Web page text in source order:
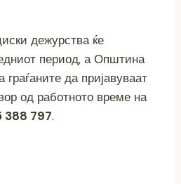
дежурства ќе
период, а Општина
да пријавуваат
од работното време на
388 797.